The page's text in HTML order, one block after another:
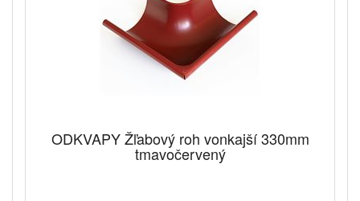
ODKVAPY Žľabový roh vonkajší 330mm
tmavočervený